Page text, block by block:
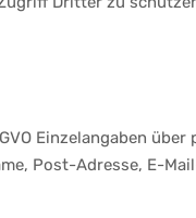
Einzelangaben
Post-Adresse, E-